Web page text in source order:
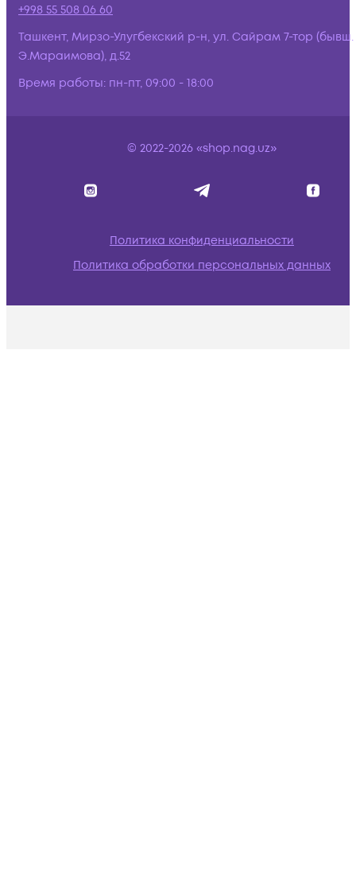
+998 55 508 06 60
Ташкент, Мирзо-Улугбекский р-н, ул. Сайрам 7-тор (бывш.
Э.Мараимова), д.52
Время работы: пн-пт, 09:00 - 18:00
© 2022-2026 «shop.nag.uz»
Политика конфиденциальности
Политика обработки персональных данных